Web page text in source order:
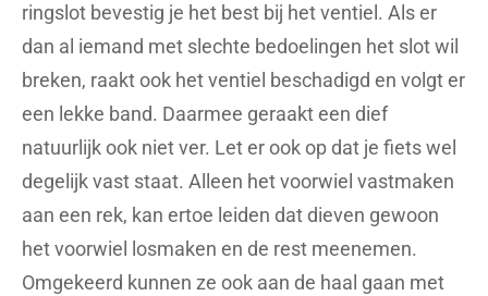
ringslot bevestig je het best bij het ventiel. Als er
dan al iemand met slechte bedoelingen het slot wil
breken, raakt ook het ventiel beschadigd en volgt er
een lekke band. Daarmee geraakt een dief
natuurlijk ook niet ver. Let er ook op dat je fiets wel
degelijk vast staat. Alleen het voorwiel vastmaken
aan een rek, kan ertoe leiden dat dieven gewoon
het voorwiel losmaken en de rest meenemen.
Omgekeerd kunnen ze ook aan de haal gaan met